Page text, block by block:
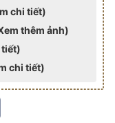
chi tiết)
thêm ảnh)
tiết)
chi tiết)